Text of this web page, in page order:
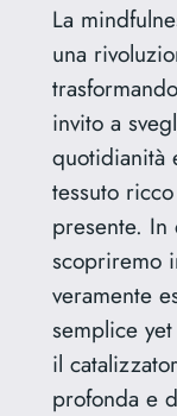
La
una
invito a
quotidianità
tessuto
presente. In
scopriremo
veramente
semplice
il
profonda e